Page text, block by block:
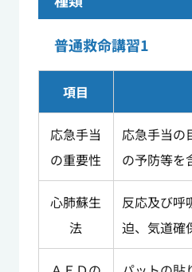
普通救命講習1
項目
応急手当
の重要性
応急手当の
の予防等を
心肺蘇生
法
反応及び呼
迫、気道確